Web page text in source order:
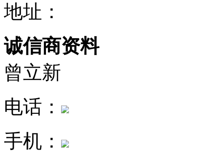
地址：
诚信商资料
曾立新
电话：
手机：